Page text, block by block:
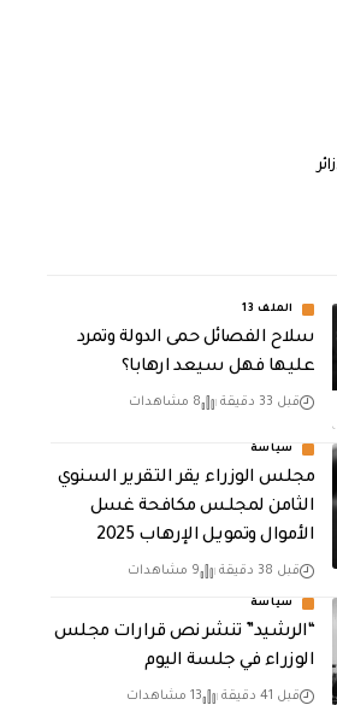
زائر
الملف 13
سلاح الفصائل حمى الدولة وتمرد
عليها فهل سيعد ارهابا؟
قبل 33 دقيقة 8 مشاهدات
سياسة
مجلس الوزراء يقر التقرير السنوي
الثامن لمجلـس مكافحة غسل
الأموال وتمويـل الإرهـاب 2025
قبل 38 دقيقة 9 مشاهدات
سياسة
“الرشيد” تنشر نص قرارات مجلس
الوزراء في جلسة اليوم
قبل 41 دقيقة 13 مشاهدات